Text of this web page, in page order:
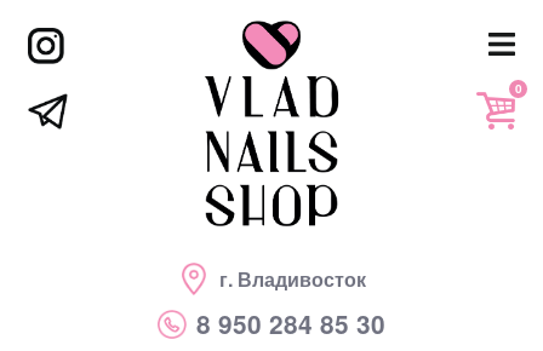
г. Владивосток
8 950 284 85 30
0